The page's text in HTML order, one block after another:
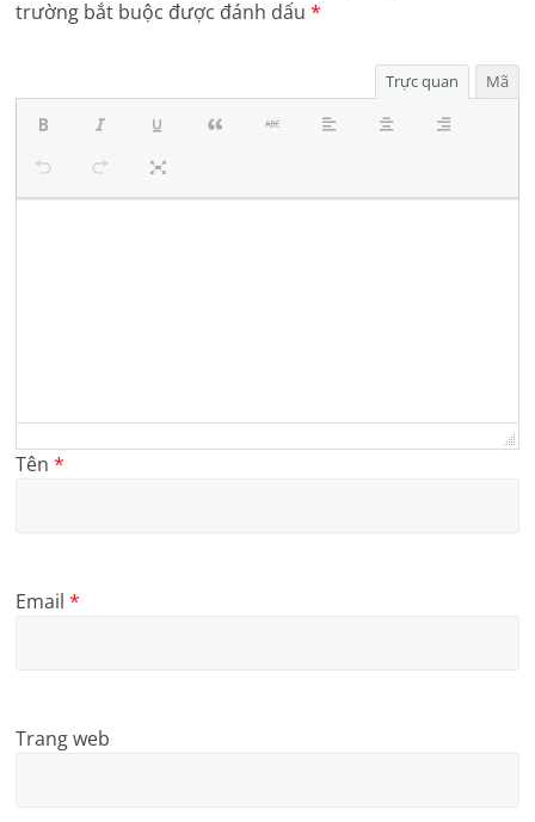
trường bắt buộc được đánh dấu*
Trực quan Mã
Tên*
Email*
Trang web